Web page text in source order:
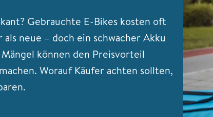
Gebrauchte E-Bikes kosten oft
neue – doch ein schwacher Akku
können den Preisvorteil
Worauf Käufer achten sollten,